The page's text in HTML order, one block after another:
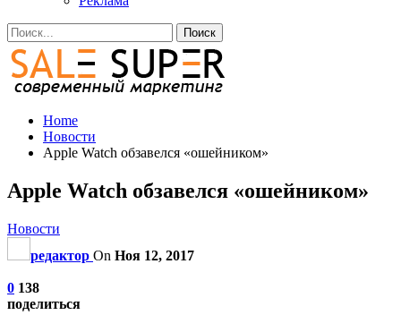
Home
Новости
Apple Watch обзавелся «ошейником»
Apple Watch обзавелся «ошейником»
Новости
редактор On Ноя 12, 2017
0 138
поделиться